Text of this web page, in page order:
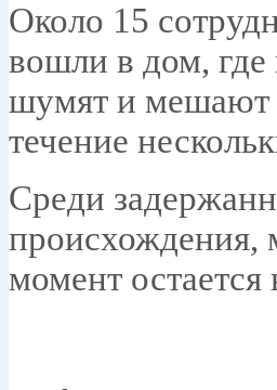
Около 15
вошли в дом, где
шумят и мешают
течение
Среди
происхождения,
момент